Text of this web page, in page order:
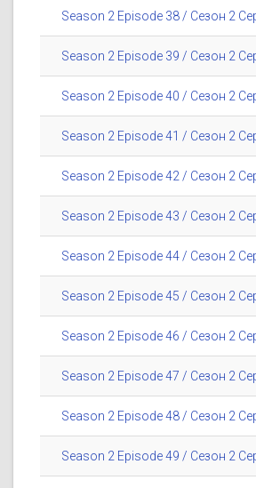
Season 2 Episode 38 / Сезон 2
Season 2 Episode 39 / Сезон 2
Season 2 Episode 40 / Сезон 2
Season 2 Episode 41 / Сезон 2
Season 2 Episode 42 / Сезон 2
Season 2 Episode 43 / Сезон 2
Season 2 Episode 44 / Сезон 2
Season 2 Episode 45 / Сезон 2
Season 2 Episode 46 / Сезон 2
Season 2 Episode 47 / Сезон 2
Season 2 Episode 48 / Сезон 2
Season 2 Episode 49 / Сезон 2